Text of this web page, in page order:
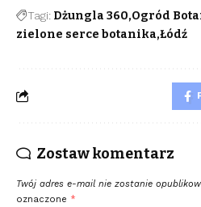
Tagi: Dżungla 360 Ogród
zielone serce botanika Łódź
Zostaw komentarz
Twój adres e-mail nie zostanie
oznaczone *